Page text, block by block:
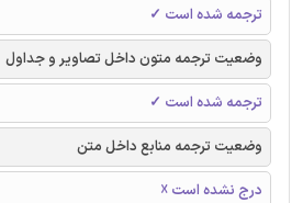
ترجمه شده است ✓
وضعیت ترجمه متون داخل تصاویر و جداول
ترجمه شده است ✓
وضعیت ترجمه منابع داخل متن
درج نشده است ☓